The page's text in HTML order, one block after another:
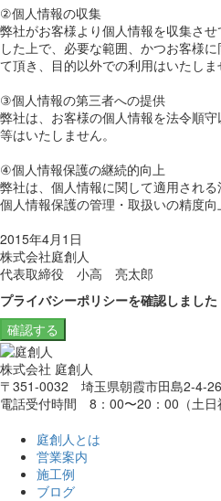
②個人情報の収集
弊社がお客様より個人情報を収集さ
した上で、必要な範囲、かつお客様
て頂き、目的以外での利用はいたしま
③個人情報の第三者への提供
弊社は、お客様の個人情報を法令順
等はいたしません。
④個人情報保護の継続的向上
弊社は、個人情報に関して適用される
個人情報保護の管理・取扱いの精度向
2015年4月1日
株式会社庭創人
代表取締役 小高 亮太郎
プライバシーポリシーを確認しました
確認する
株式会社 庭創人
〒351-0032 埼玉県朝霞市田島2-4-26
電話受付時間 8：00〜20：00（土日
庭創人とは
営業案内
施工例
ブログ